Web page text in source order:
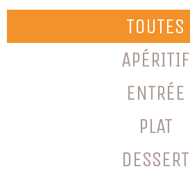
TOUTES
APÉRITIF
ENTRÉE
PLAT
DESSERT